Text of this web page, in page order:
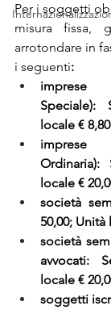
Per i soggetti
misura fissa,
arrotondare in
i seguenti:
imprese
locale €
imprese
Ordinaria):
locale €
società
50,00; Unità
società
avvocati:
locale €
soggetti